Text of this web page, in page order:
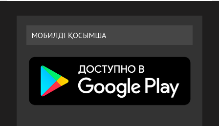
МОБИЛДІ ҚОСЫМША